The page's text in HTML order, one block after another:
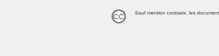
Sauf mention contraire, les